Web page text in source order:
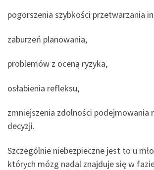
pogorszenia szybkości przetwarzania
zaburzeń planowania,
problemów z oceną ryzyka,
osłabienia refleksu,
zmniejszenia zdolności podejmowania
decyzji.
Szczególnie niebezpieczne jest to u
których mózg nadal znajduje się w